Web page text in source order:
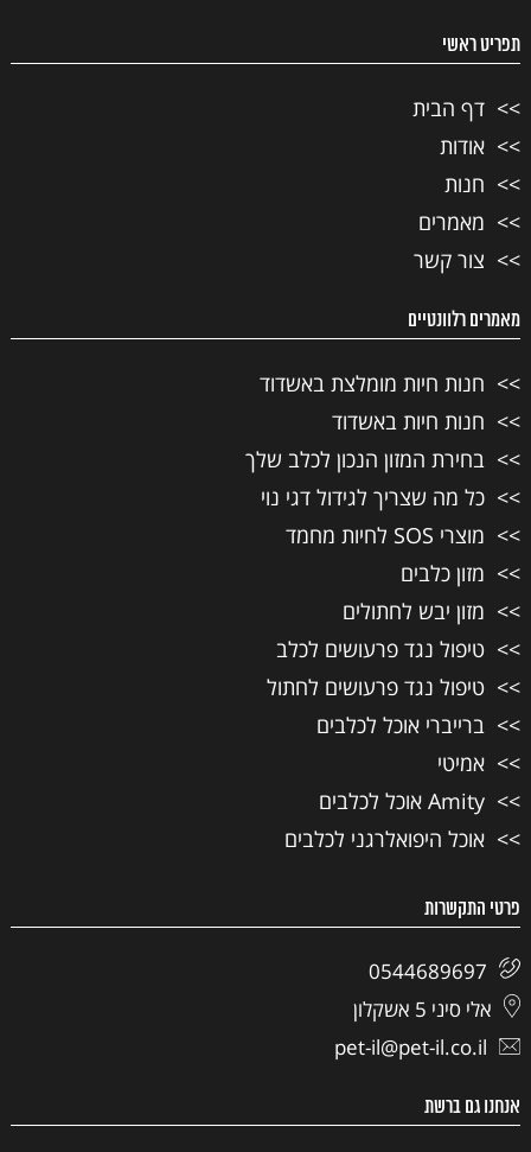
תפריט ראשי
דף הבית
אודות
חנות
מאמרים
צור קשר
מאמרים רלוונטיים
חנות חיות מומלצת באשדוד
חנות חיות באשדוד
בחירת המזון הנכון לכלב שלך
כל מה שצריך לגידול דגי נוי
מוצרי SOS לחיות מחמד
מזון כלבים
מזון יבש לחתולים
טיפול נגד פרעושים לכלב
טיפול נגד פרעושים לחתול
ברייברי אוכל לכלבים
אמיטי
Amity אוכל לכלבים
אוכל היפואלרגני לכלבים
פרטי התקשרות
0544689697
אלי סיני 5 אשקלון
pet-il@pet-il.co.il
אנחנו גם ברשת